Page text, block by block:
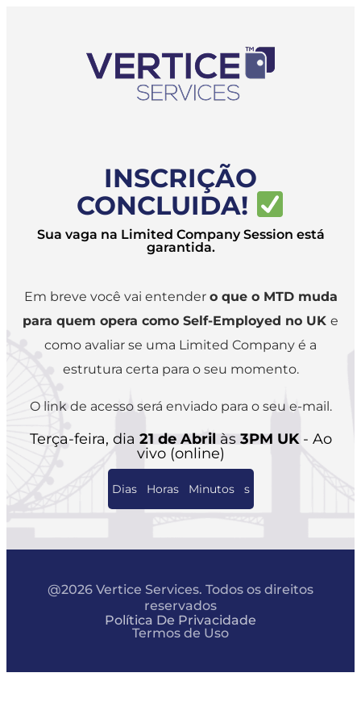
INSCRIÇÃO
CONCLUIDA!
Sua vaga na Limited Company Session está
garantida.
Em breve você vai entender o que o MTD muda
para quem opera como Self-Employed no UK e
como avaliar se uma Limited Company é a
estrutura certa para o seu momento.
O link de acesso será enviado para o seu e-mail.
Terça-feira, dia 21 de Abrilàs 3PM UK- Ao
vivo (online)
Dias Horas Minutos s
@2026 Vertice Services. Todos os direitos
reservados
Política De Privacidade
Termos de Uso